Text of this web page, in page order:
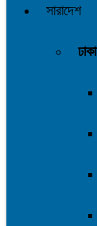
সারাদেশ
ঢাকা